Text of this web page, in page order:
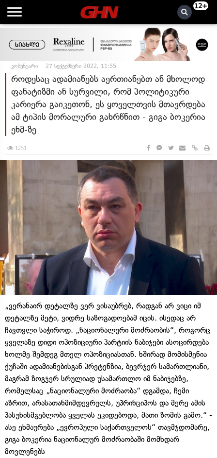
12+
კომენტარი 27 სექტემბერი 2022, 11:55
როდესაც ადამიანებს აერთიანებთ ან მხოლოდ
ფანატიზმი ან სურვილი, რომ პოლიტიკური
კარიერა გაიკეთონ, ეს ყოველთვის მთავრდება
ამ ტიპის მორალური გახრწნით - გიგა ბოკერია
ენმ-ზე
1251
„ვერანაირ დეტალზე ვერ ვისაუბრებ, რადგან არ ვიცი იმ
დეტალზე მეტი, ვიდრე საზოგადოებამ იცის. ისედაც არ
ჩავთვლი საჭიროდ. „ნაციონალური მოძრაობის“, როგორც
ყველაზე დიდი ოპოზიციური პარტიის ნაბიჯები ასოცირდება
ხოლმე შემდეგ მთელ ოპოზიციასთან. ხშირად მომისმენია
ქუჩაში ადამიანებისგან პრეტენზია, ბევრჯერ სამართლიანი,
მაგრამ ზოგჯერ სრულიად უსამართლო იმ ნაბიჯებზე,
რომელსაც „ნაციონალური მოძრაობა“ დგამდა, ჩემი
აზრით, არასათანმიმდევრულს, უპრინციპოს და მერე ამის
პასუხისმგებლობა ყველას ეკიდებოდა, მათი ზომის გამო.“ -
ასე ეხმაურება „ევროპული საქართველოს“ თავმჯდომარე,
გიგა ბოკერია ნაციონალურ მოძრაობაში მომხდარ
მოვლენებს